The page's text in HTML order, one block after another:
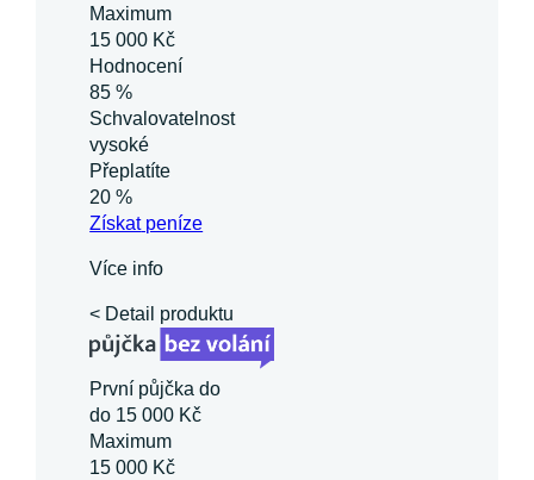
Maximum
15 000 Kč
Hodnocení
85 %
Schvalovatelnost
vysoké
Přeplatíte
20 %
Získatpeníze
Více info
< Detail produktu
První půjčka do
do 15 000 Kč
Maximum
15 000 Kč